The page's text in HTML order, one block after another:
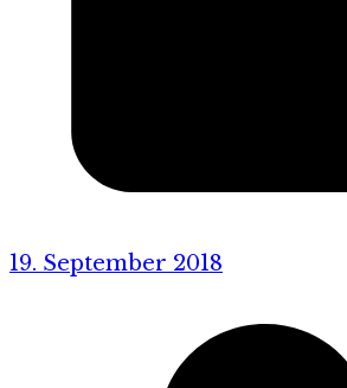
19. September 2018